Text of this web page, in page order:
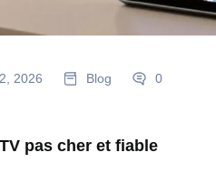
2026 Blog 0
pas cher et fiable